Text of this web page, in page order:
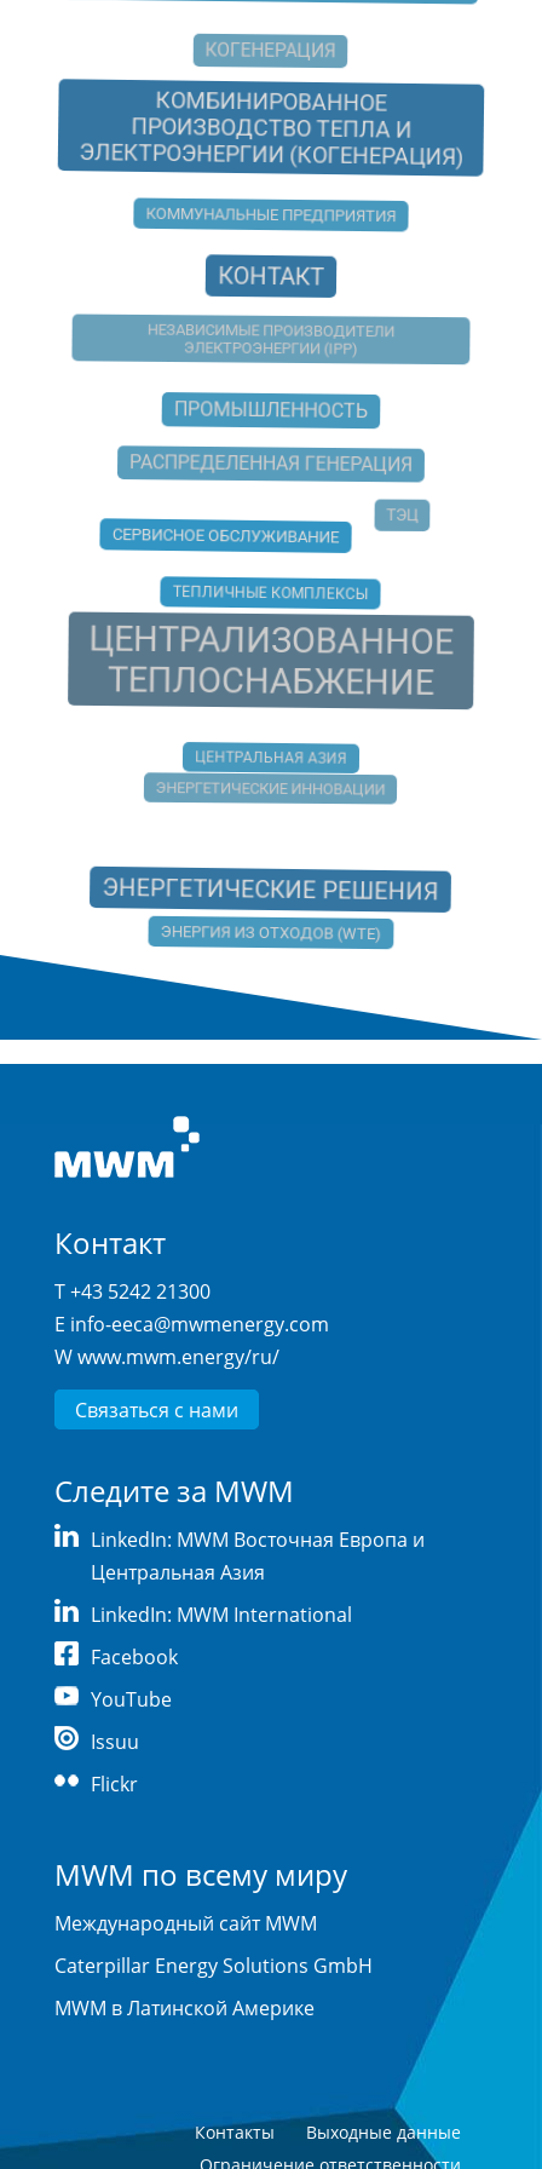
КОГЕНЕРАЦИЯ
КОМБИНИРОВАННОЕ
ПРОИЗВОДСТВО ТЕПЛА И
ЭЛЕКТРОЭНЕРГИИ (КОГЕНЕРАЦИЯ)
КОММУНАЛЬНЫЕ ПРЕДПРИЯТИЯ
КОНТАКТ
НЕЗАВИСИМЫЕ ПРОИЗВОДИТЕЛИ
ЭЛЕКТРОЭНЕРГИИ (IPP)
ПРОМЫШЛЕННОСТЬ
РАСПРЕДЕЛЕННАЯ ГЕНЕРАЦИЯ
СЕРВИСНОЕ ОБСЛУЖИВАНИЕ
ТЭЦ
ТЕПЛИЧНЫЕ КОМПЛЕКСЫ
ЦЕНТРАЛИЗОВАННОЕ
ТЕПЛОСНАБЖЕНИЕ
ЦЕНТРАЛЬНАЯ АЗИЯ
ЭНЕРГЕТИЧЕСКИЕ ИННОВАЦИИ
ЭНЕРГЕТИЧЕСКИЕ РЕШЕНИЯ
ЭНЕРГИЯ ИЗ ОТХОДОВ (WTE)
Контакт
T +43 5242 21300
E info-eeca@mwmenergy.com
Wwww.mwm.energy/ru/
Связаться с нами
Следите за MWM
LinkedIn: MWM Восточная Европа и
Центральная Азия
LinkedIn: MWM International
Facebook
YouTube
Issuu
Flickr
MWM по всему миру
Международный сайт MWM
Caterpillar Energy Solutions GmbH
MWM в Латинской Америке
Контакты
Выходные данные